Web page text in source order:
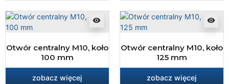
visibility
Otwór centralny M10, koło
100 mm
zobacz więcej
visibility
Otwór centralny M10, koło
125 mm
zobacz więcej